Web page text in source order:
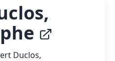
Duclos,